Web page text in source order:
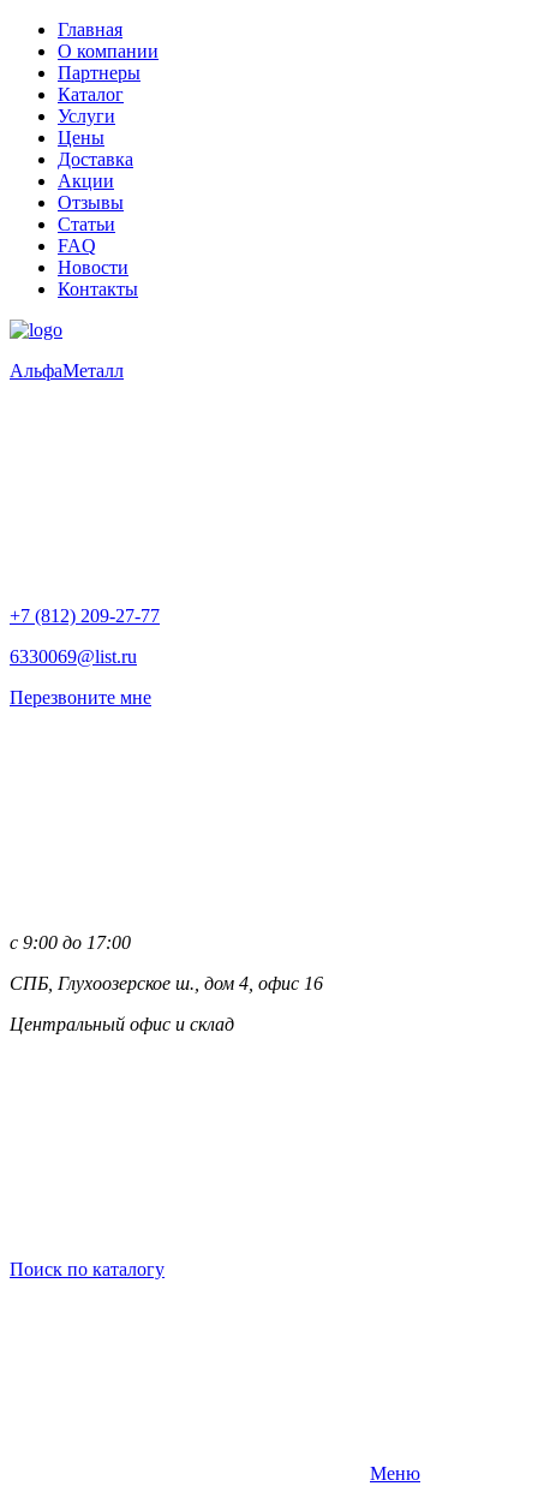
Главная
О компании
Партнеры
Каталог
Услуги
Цены
Доставка
Акции
Отзывы
Статьи
FAQ
Новости
Контакты
АльфаМеталл
+7 (812) 209-27-77
6330069@list.ru
Перезвоните мне
с 9:00 до 17:00
СПБ, Глухоозерское ш., дом 4, офис 16
Центральный офис и склад
Поиск по каталогу
Меню